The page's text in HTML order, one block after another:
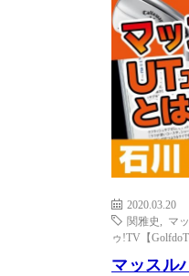
2020.03.20
関雅史
マ
ゥ!TV【
マッスル